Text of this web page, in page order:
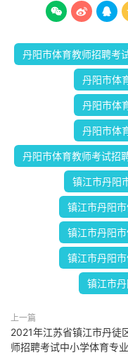
  
丹阳市体育教师招聘考
丹阳市体
丹阳市体
丹阳市体
丹阳市体育教师考试招
镇江市丹阳
镇江市丹阳
镇江市丹阳
镇江市丹阳
镇江市
上一篇
2021年江苏省镇江市丹徒
师招聘考试中小学体育专